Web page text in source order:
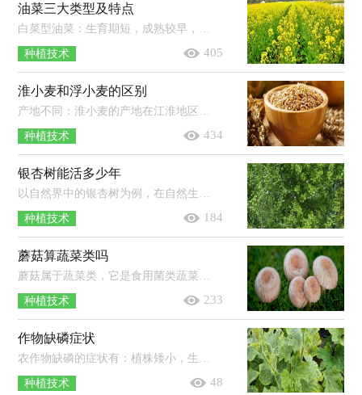
油菜三大类型及特点
种植技术 405
淮小麦和浮小麦的区别
种植技术 434
银杏树能活多少年
种植技术 184
蘑菇算蔬菜类吗
种植技术 233
作物缺磷症状
种植技术 48